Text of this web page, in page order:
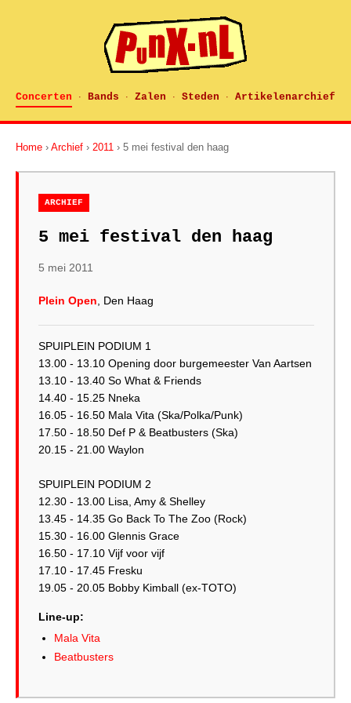
Concerten · Bands · Zalen · Steden · Artikelenarchief
Home › Archief › 2011 › 5 mei festival den haag
ARCHIEF
5 mei festival den haag
5 mei 2011
Plein Open , Den Haag
SPUIPLEIN PODIUM 1
13.00 - 13.10 Opening door burgemeester Van Aartsen
13.10 - 13.40 So What & Friends
14.40 - 15.25 Nneka
16.05 - 16.50 Mala Vita (Ska/Polka/Punk)
17.50 - 18.50 Def P & Beatbusters (Ska)
20.15 - 21.00 Waylon
SPUIPLEIN PODIUM 2
12.30 - 13.00 Lisa, Amy & Shelley
13.45 - 14.35 Go Back To The Zoo (Rock)
15.30 - 16.00 Glennis Grace
16.50 - 17.10 Vijf voor vijf
17.10 - 17.45 Fresku
19.05 - 20.05 Bobby Kimball (ex-TOTO)
Line-up:
Mala Vita
Beatbusters